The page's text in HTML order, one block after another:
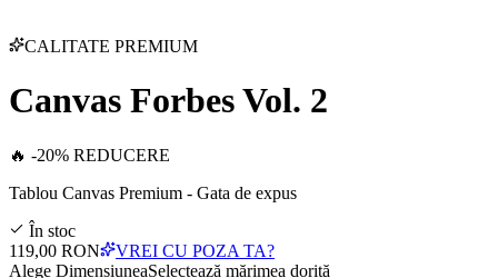
CALITATE PREMIUM
Canvas Forbes Vol. 2
🔥 -20% REDUCERE
Tablou Canvas Premium - Gata de expus
În stoc
119,00 RON
VREI CU POZA TA?
Alege DimensiuneaSelectează mărimea dorită